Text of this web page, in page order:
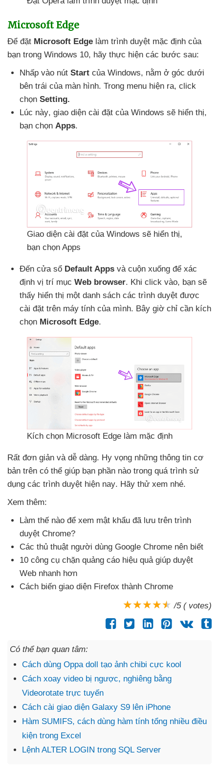
Microsoft Edge
Để đặt Microsoft Edge làm trình duyệt mặc định của
bạn trong Windows 10, hãy thực hiện các bước sau:
Nhấp vào nút Start của Windows, nằm ở góc dưới
bên trái của màn hình. Trong menu hiện ra, click
chọn Setting.
Lúc này, giao diện cài đặt của Windows sẽ hiển thị,
bạn chọn Apps.
Giao diện cài đặt của Windows sẽ hiển thị,
bạn chọn Apps
Đến cửa sổ Default Apps và cuộn xuống để xác
định vị trí mục Web browser. Khi click vào, bạn sẽ
thấy hiển thị một danh sách các trình duyệt được
cài đặt trên máy tính của mình. Bây giờ chỉ cần kích
chọn Microsoft Edge.
Kích chọn Microsoft Edge làm mặc định
Rất đơn giản và dễ dàng. Hy vọng những thông tin cơ
bản trên có thể giúp bạn phần nào trong quá trình sử
dụng các trình duyệt hiện nay. Hãy thử xem nhé.
Xem thêm:
Làm thế nào để xem mật khẩu đã lưu trên trình
duyệt Chrome?
Các thủ thuật người dùng Google Chrome nên biết
10 công cụ chặn quảng cáo hiệu quả giúp duyệt
Web nhanh hơn
Cách biến giao diện Firefox thành Chrome
/5 ( votes)
Có thể bạn quan tâm:
Cách dùng Oppa doll tạo ảnh chibi cực kool
Cách xoay video bị ngược, nghiêng bằng
Videorotate trực tuyến
Cách cài giao diện Galaxy S9 lên iPhone
Hàm SUMIFS, cách dùng hàm tính tổng nhiều điều
kiện trong Excel
Lệnh ALTER LOGIN trong SQL Server